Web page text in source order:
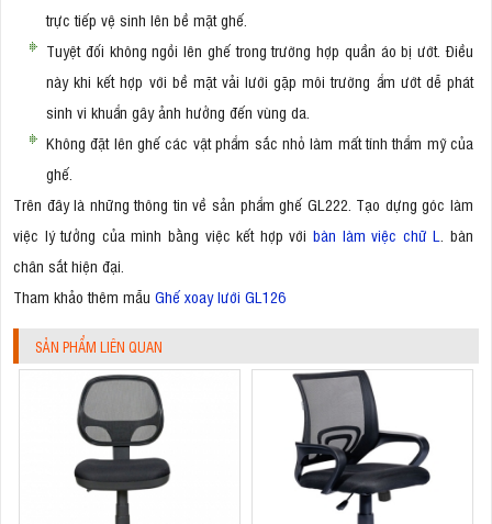
trực tiếp vệ sinh lên bề mặt ghế.
Tuyệt đối không ngồi lên ghế trong trường hợp quần áo bị ướt. Điều
này khi kết hợp với bề mặt vải lưới gặp môi trường ẩm ướt dễ phát
sinh vi khuẩn gây ảnh hưởng đến vùng da.
Không đặt lên ghế các vật phẩm sắc nhỏ làm mất tính thẩm mỹ của
ghế.
Trên đây là những thông tin về sản phẩm ghế GL222. Tạo dựng góc làm
việc lý tưởng của mình bằng việc kết hợp với bàn làm việc chữ L
. bàn
chân sắt hiện đại.
Tham khảo thêm mẫu Ghế xoay lưới GL126
SẢN PHẨM LIÊN QUAN